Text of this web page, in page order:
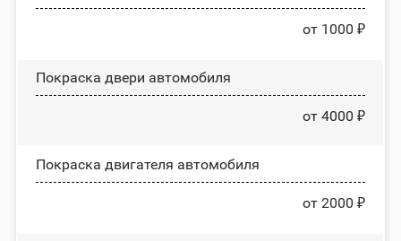
от 1000 ₽
Покраска двери автомобиля
от 4000 ₽
Покраска двигателя автомобиля
от 2000 ₽